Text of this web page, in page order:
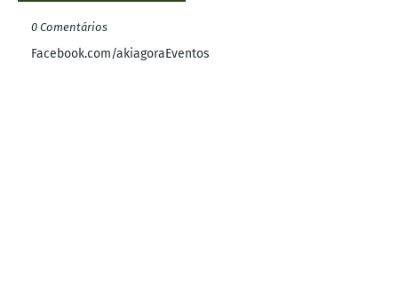
0 Comentários
Facebook.com/akiagoraEventos